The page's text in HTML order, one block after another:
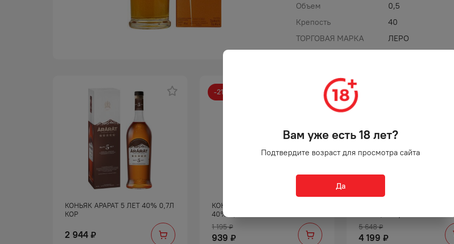
Объем
0,5
Крепость
40
ТОРГОВАЯ МАРКА
ЛЕРО
КОНЬЯК АРАРАТ 5 ЛЕТ 40% 0,7Л
КОР
2 944 ₽
-21
АКЦИЯ
КОНЬЯК СТАРЕЙШИНА 5 ЛЕТ
40% 0,5Л
1 195 ₽
939 ₽
КОНЬЯК НОЙ КЛАССИК 15
5 648 ₽
4 199 ₽
Вам уже есть 18 лет?
Подтвердите возраст для просмотра сайта
Да